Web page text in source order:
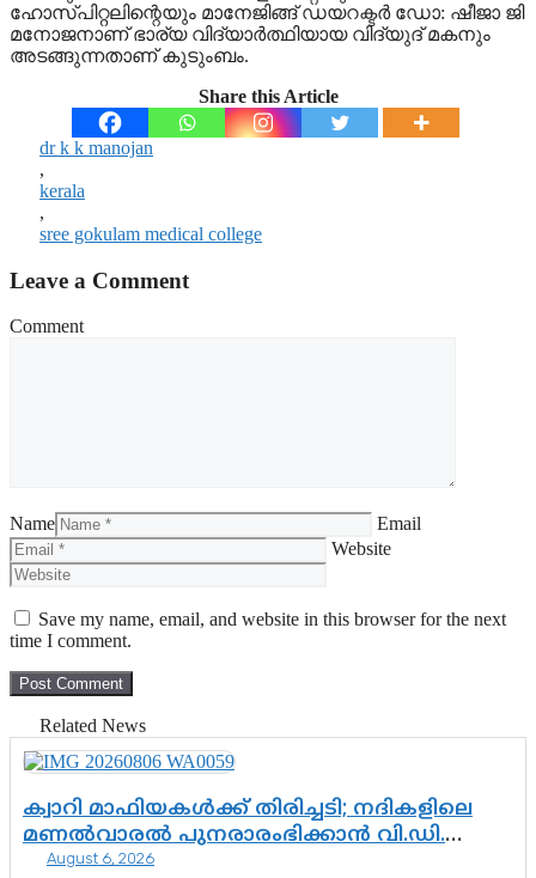
ഹോസ്പിറ്റലിന്റെയും മാനേജിങ്ങ് ഡയറക്ടർ ഡോ: ഷീജാ ജി
മനോജനാണ് ഭാര്യ വിദ്യാർത്ഥിയായ വിദ്യുദ് മകനും
അടങ്ങുന്നതാണ് കുടുംബം.
Share this Article
dr k k manojan
,
kerala
,
sree gokulam medical college
Leave a Comment
Comment
Name
Email
Website
Save my name, email, and website in this browser for the next
time I comment.
Related News
ക്വാറി മാഫിയകൾക്ക് തിരിച്ചടി; നദികളിലെ
മണൽവാരൽ പുനരാരംഭിക്കാൻ വി.ഡി.
സർക്കാർ തീരുമാനം
August 6, 2026